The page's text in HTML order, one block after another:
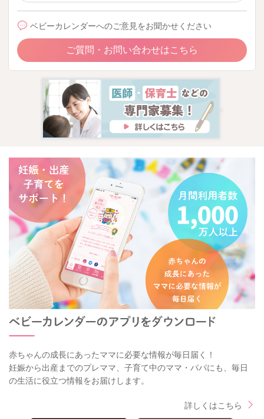
ベビーカレンダーへのご意見をお聞かせください
ご質問・お問い合わせはこちら
赤ちゃんの成長にあったママに必要な情報が毎日届く！
妊娠から出産までのプレママ、子育て中のママ・パパにも、毎日
の生活に役立つ情報をお届けします。
詳しくはこちら